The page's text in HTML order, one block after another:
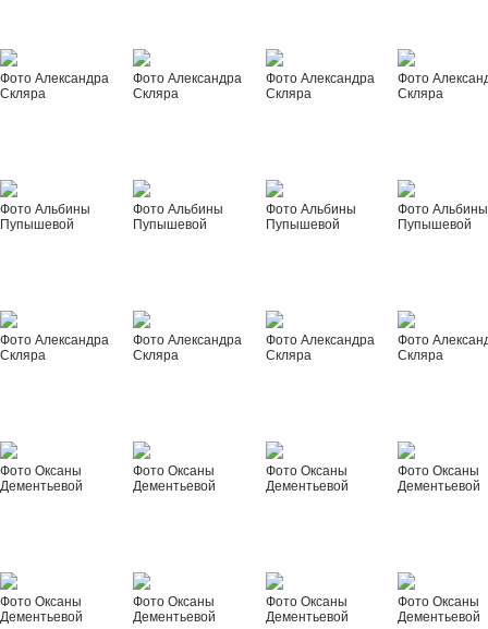
Фото Александра
Скляра
Фото Александра
Скляра
Фото Александра
Скляра
Фото
Скляра
Фото Альбины
Пупышевой
Фото Альбины
Пупышевой
Фото Альбины
Пупышевой
Фото Альбины
Пупышевой
Фото Александра
Скляра
Фото Александра
Скляра
Фото Александра
Скляра
Фото
Скляра
Фото Оксаны
Дементьевой
Фото Оксаны
Дементьевой
Фото Оксаны
Дементьевой
Фото Оксаны
Дементьевой
Фото Оксаны
Дементьевой
Фото Оксаны
Дементьевой
Фото Оксаны
Дементьевой
Фото Оксаны
Дементьевой